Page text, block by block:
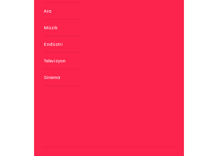
Ara
Müzik
Endüstri
Televizyon
Sinema